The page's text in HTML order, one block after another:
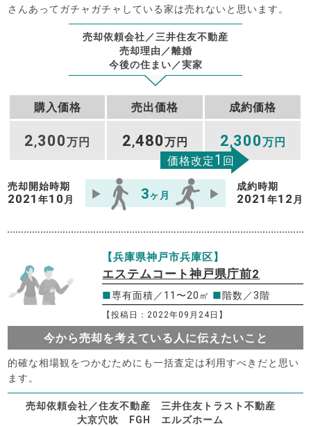
さんあってガチャガチャしている家は売れないと思います。
売却依頼会社／三井住友不動産
売却理由／離婚
今後の住まい／実家
購入価格 売出価格 成約価格
2,300万円 2,480万円 2,300万円
価格改定1 回
売却開始時期
2021年10 月 3ヶ月
成約時期
2021 年12 月
【兵庫県神戸市兵庫区】
エステムコート神戸県庁前2
■専有面積／11〜20㎡ ■階数／3階
【投稿日：2022年09月24日】
今から売却を考えている人に伝えたいこと
的確な相場観をつかむためにも一括査定は利用すべきだと思い
ます。
売却依頼会社／住友不動産 三井住友トラスト不動産
大京穴吹 FGH エルズホーム